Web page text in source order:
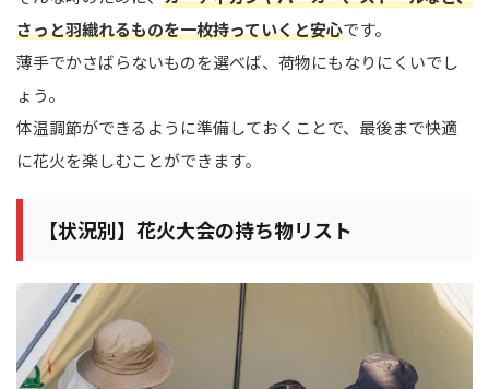
さっと羽織れるものを一枚持っていくと安心です。
薄手でかさばらないものを選べば、荷物にもなりにくいでし
ょう。
体温調節ができるように準備しておくことで、最後まで快適
に花火を楽しむことができます。
【状況別】花火大会の持ち物リスト